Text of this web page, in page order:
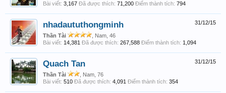
Bài viết: 3,167 Đã được thích: 71,200 Điểm thành tích: 794
31/12/15
nhadaututhongminh
Thần Tài
, Nam, 46
Bài viết: 14,381 Đã được thích: 267,588 Điểm thành tích: 1,094
31/12/15
Quach Tan
Thần Tài
, Nam, 76
Bài viết: 510 Đã được thích: 4,091 Điểm thành tích: 354